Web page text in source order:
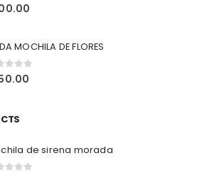
of 5
MOCHILA DE FLORES
of 5
de sirena morada